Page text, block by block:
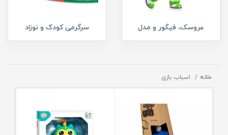
عروسک، فیگور و مدل سرگرمی کودک و نوزاد
خانه اسباب بازی